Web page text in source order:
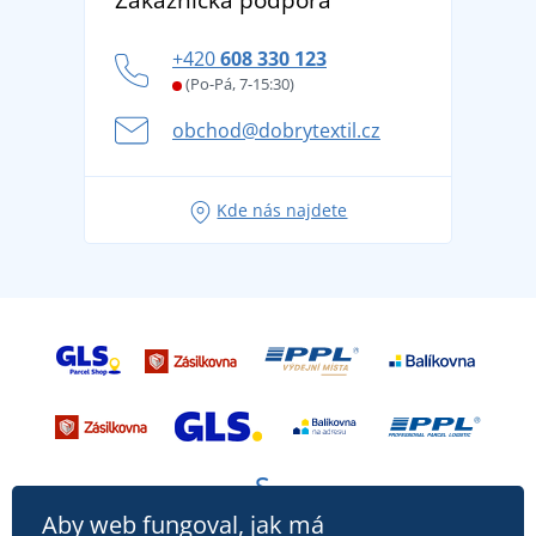
Věrnostní program BONTIS +
tradicí od roku 1976
Letní dobrodružství začíná balením aneb připravte
se na dovolenou bez starostí
+420608 330 123
(Po-Pá, 7-15:30)
obchod@dobrytextil.cz
Kde nás najdete
Aby web fungoval, jak má